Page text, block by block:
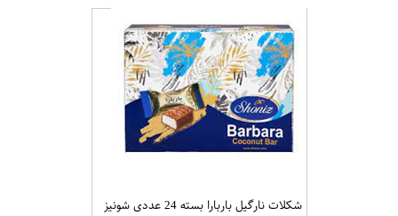
شکلات نارگیل باربارا بسته 24 عددی شونیز